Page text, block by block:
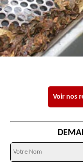
Voir nos